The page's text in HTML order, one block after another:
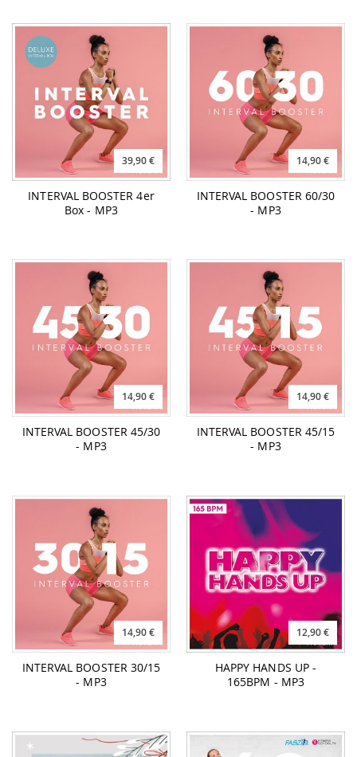
39,90 €
INTERVAL BOOSTER 4er
Box - MP3
14,90 €
INTERVAL BOOSTER 60/30
- MP3
14,90 €
INTERVAL BOOSTER 45/30
- MP3
14,90 €
INTERVAL BOOSTER 45/15
- MP3
14,90 €
INTERVAL BOOSTER 30/15
- MP3
12,90 €
HAPPY HANDS UP -
165BPM - MP3